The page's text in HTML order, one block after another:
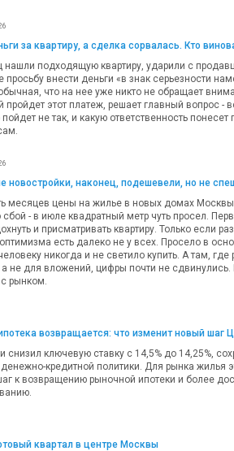
за квартиру, а сделка сорвалась. Кто
нашли подходящую квартиру, ударили с
внести деньги «в знак серьезности
что на нее уже никто не обращает
пройдет этот платеж, решает главный вопрос -
пойдет не так, и какую ответственность
новостройки, наконец, подешевели, но не
месяцев цены на жилье в новых домах Москвы
сбой - в июле квадратный метр чуть просел.
и присматривать квартиру. Только если
есть далеко не у всех. Просело в
никогда и не светило купить. А там, где
не для вложений, цифры почти не сдвинулись.
рынком.
возвращается: что изменит новый шаг
снизил ключевую ставку с 14,5% до 14,25%,
кредитной политики. Для рынка жилья
к возвращению рыночной ипотеки и более
квартал в центре Москвы